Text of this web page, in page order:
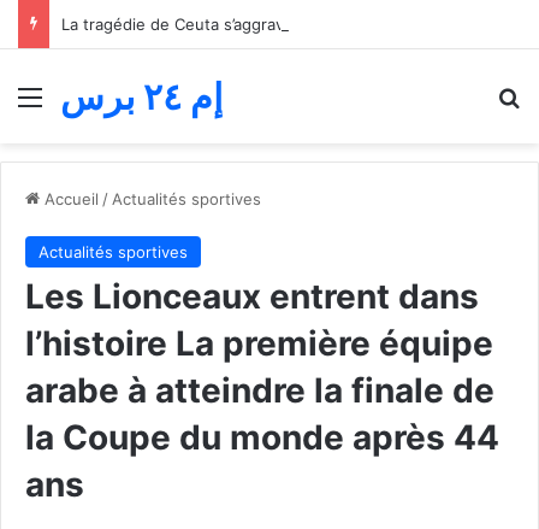
Menu إم ٢٤ برس
Accueil / Actualités sportives
Actualités sportives
Les Lionceaux entrent dans
l’histoire La première équipe
arabe à atteindre la finale de
la Coupe du monde après 44
ans